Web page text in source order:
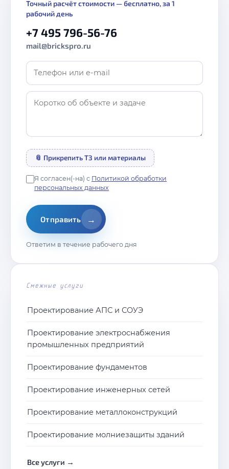
Точный расчёт стоимости — бесплатно, за 1
рабочий день
+7 495 796-56-76
mail@brickspro.ru
📎 Прикрепить ТЗ или материалы
Я согласен(-на) с Политикой обработки
персональных данных
Отправить →
Ответим в течение рабочего дня
Смежные услуги
Проектирование АПС и СОУЭ
Проектирование электроснабжения
промышленных предприятий
Проектирование фундаментов
Проектирование инженерных сетей
Проектирование металлоконструкций
Проектирование молниезащиты зданий
Все услуги →